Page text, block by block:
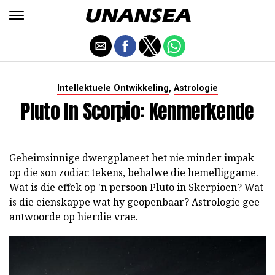
Intellektuele Ontwikkeling, Astrologie
Pluto In Scorpio: Kenmerkende
Geheimsinnige dwergplaneet het nie minder impak
op die son zodiac tekens, behalwe die hemelliggame.
Wat is die effek op 'n persoon Pluto in Skerpioen? Wat
is die eienskappe wat hy geopenbaar? Astrologie gee
antwoorde op hierdie vrae.